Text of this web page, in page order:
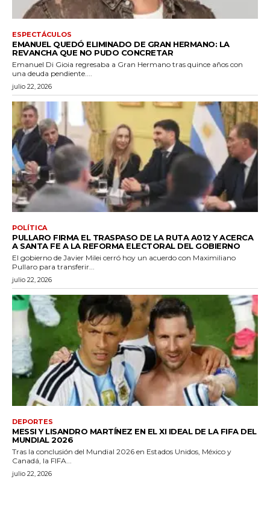
ESPECTÁCULOS
EMANUEL QUEDÓ ELIMINADO DE GRAN HERMANO: LA
REVANCHA QUE NO PUDO CONCRETAR
Emanuel Di Gioia regresaba a Gran Hermano tras quince años con
una deuda pendiente....
julio 22, 2026
POLÍTICA
PULLARO FIRMA EL TRASPASO DE LA RUTA A012 Y ACERCA
A SANTA FE A LA REFORMA ELECTORAL DEL GOBIERNO
El gobierno de Javier Milei cerró hoy un acuerdo con Maximiliano
Pullaro para transferir...
julio 22, 2026
DEPORTES
MESSI Y LISANDRO MARTÍNEZ EN EL XI IDEAL DE LA FIFA DEL
MUNDIAL 2026
Tras la conclusión del Mundial 2026 en Estados Unidos, México y
Canadá, la FIFA...
julio 22, 2026